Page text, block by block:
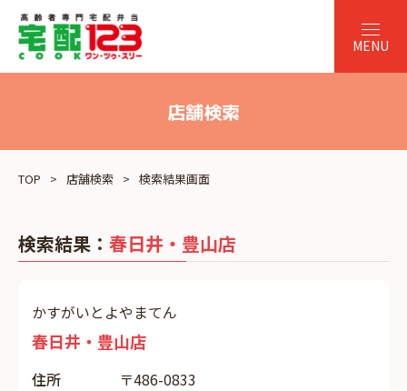
店舗検索
TOP 店舗検索 検索結果画面
検索結果： 春日井・豊山店
かすがいとよやまてん
春日井・豊山店
住所
〒486-0833